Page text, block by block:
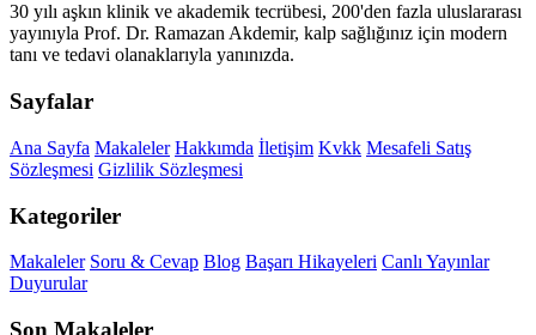
30 yılı aşkın klinik ve akademik tecrübesi, 200'den fazla uluslararası
yayınıyla Prof. Dr. Ramazan Akdemir, kalp sağlığınız için modern
tanı ve tedavi olanaklarıyla yanınızda.
Sayfalar
Ana Sayfa Makaleler Hakkımda İletişim Kvkk Mesafeli Satış
Sözleşmesi Gizlilik Sözleşmesi
Kategoriler
Makaleler Soru & Cevap Blog Başarı Hikayeleri Canlı Yayınlar
Duyurular
Son Makaleler